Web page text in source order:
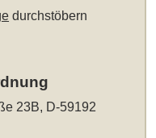
durchstöbern
23B, D-59192